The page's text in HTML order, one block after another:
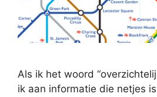
Als ik het woord
ik aan informatie die netjes